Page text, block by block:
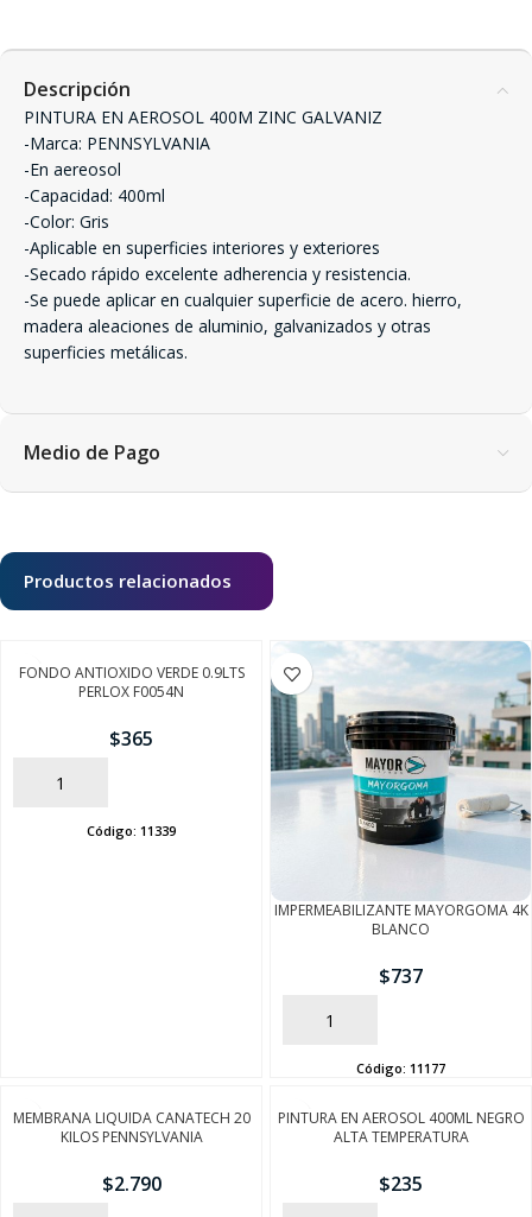
Descripción
PINTURA EN AEROSOL 400M ZINC GALVANIZ
-Marca: PENNSYLVANIA
-En aereosol
-Capacidad: 400ml
-Color: Gris
-Aplicable en superficies interiores y exteriores
-Secado rápido excelente adherencia y resistencia.
-Se puede aplicar en cualquier superficie de acero. hierro,
madera aleaciones de aluminio, galvanizados y otras
superficies metálicas.
Medio de Pago
Productos relacionados
FONDO ANTIOXIDO VERDE 0.9LTS
PERLOX F0054N
$365
AÑADIR
Código: 11339
IMPERMEABILIZANTE MAYORGOMA 4K
BLANCO
$737
AÑADIR
Código: 11177
MEMBRANA LIQUIDA CANATECH 20
KILOS PENNSYLVANIA
$2.790
PINTURA EN AEROSOL 400ML NEGRO
ALTA TEMPERATURA
$235